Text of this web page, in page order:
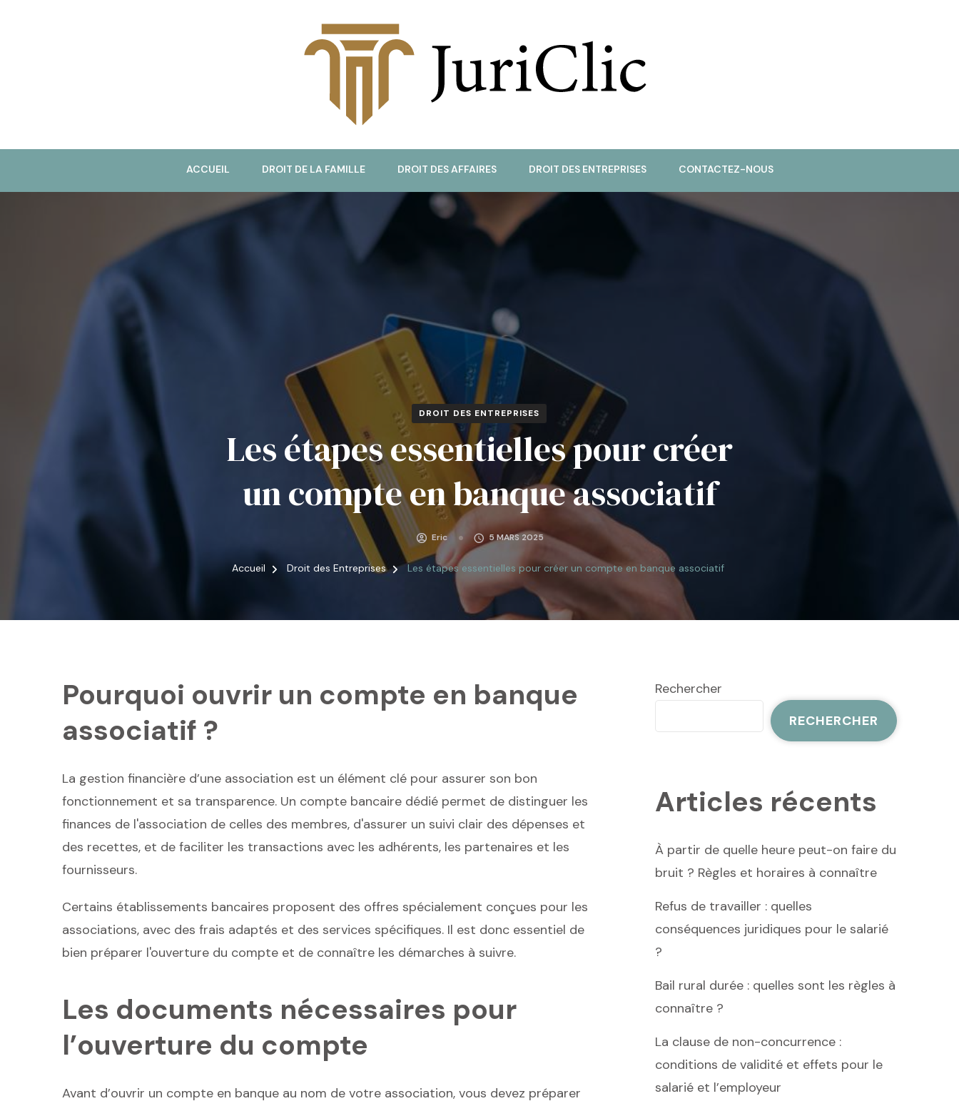
JuriClic
ACCUEIL DROIT DE LA FAMILLE DROIT DES AFFAIRES DROIT DES ENTREPRISES CONTACTEZ-NOUS
DROIT DES ENTREPRISES
Les étapes essentielles pour créer
un compte en banque associatif
Eric 5 MARS 2025
Accueil Droit des Entreprises Les étapes essentielles pour créer un compte en banque associatif
Pourquoi ouvrir un compte en banque
associatif ?
La gestion financière d’une association est un élément clé pour assurer son bon
fonctionnement et sa transparence. Un compte bancaire dédié permet de distinguer les
finances de l'association de celles des membres, d'assurer un suivi clair des dépenses et
des recettes, et de faciliter les transactions avec les adhérents, les partenaires et les
fournisseurs.
Certains établissements bancaires proposent des offres spécialement conçues pour les
associations, avec des frais adaptés et des services spécifiques. Il est donc essentiel de
bien préparer l'ouverture du compte et de connaître les démarches à suivre.
Les documents nécessaires pour
l’ouverture du compte
Avant d’ouvrir un compte en banque au nom de votre association, vous devez préparer
Rechercher
RECHERCHER
Articles récents
À partir de quelle heure peut-on faire du
bruit ? Règles et horaires à connaître
Refus de travailler : quelles
conséquences juridiques pour le salarié
?
Bail rural durée : quelles sont les règles à
connaître ?
La clause de non-concurrence :
conditions de validité et effets pour le
salarié et l’employeur